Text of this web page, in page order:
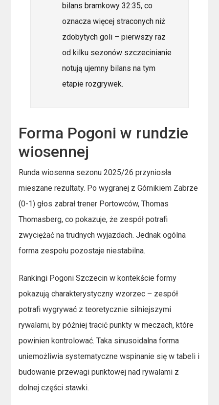
bilans bramkowy 32:35, co
oznacza więcej straconych niż
zdobytych goli – pierwszy raz
od kilku sezonów szczecinianie
notują ujemny bilans na tym
etapie rozgrywek.
Forma Pogoni w rundzie
wiosennej
Runda wiosenna sezonu 2025/26 przyniosła
mieszane rezultaty. Po wygranej z Górnikiem Zabrze
(0-1) głos zabrał trener Portowców, Thomas
Thomasberg, co pokazuje, że zespół potrafi
zwyciężać na trudnych wyjazdach. Jednak ogólna
forma zespołu pozostaje niestabilna.
Rankingi Pogoni Szczecin w kontekście formy
pokazują charakterystyczny wzorzec – zespół
potrafi wygrywać z teoretycznie silniejszymi
rywalami, by później tracić punkty w meczach, które
powinien kontrolować. Taka sinusoidalna forma
uniemożliwia systematyczne wspinanie się w tabeli i
budowanie przewagi punktowej nad rywalami z
dolnej części stawki.